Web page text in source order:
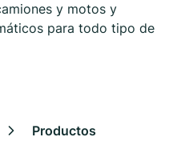
y motos y
para todo tipo de
Productos